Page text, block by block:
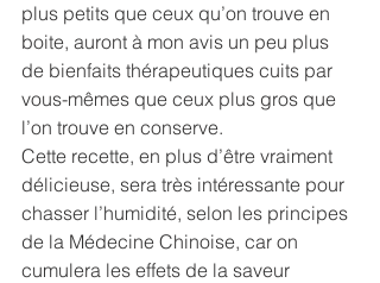
plus petits que ceux qu’on trouve en
boite, auront à mon avis un peu plus
de bienfaits thérapeutiques cuits par
vous-mêmes que ceux plus gros que
l’on trouve en conserve.
Cette recette, en plus d’être vraiment
délicieuse, sera très intéressante pour
chasser l’humidité, selon les principes
de la Médecine Chinoise, car on
cumulera les effets de la saveur